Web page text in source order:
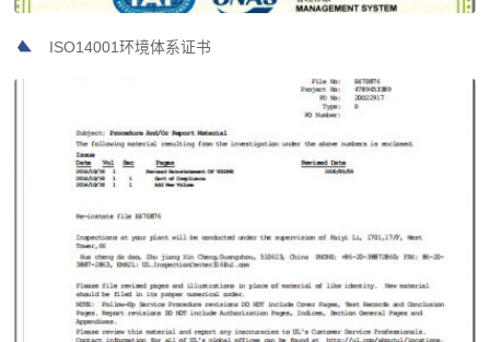
ISO14001环境体系证书